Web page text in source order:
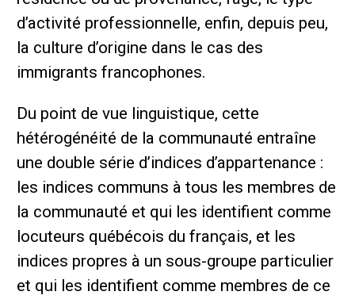
d’activité professionnelle, enfin, depuis peu,
la culture d’origine dans le cas des
immigrants francophones.
Du point de vue linguistique, cette
hétérogénéité de la communauté entraîne
une double série d’indices d’appartenance :
les indices communs à tous les membres de
la communauté et qui les identifient comme
locuteurs québécois du français, et les
indices propres à un sous-groupe particulier
et qui les identifient comme membres de ce